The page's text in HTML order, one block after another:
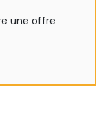
une offre